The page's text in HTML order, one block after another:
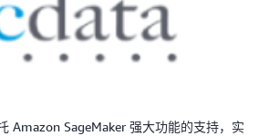
Amazon SageMaker 强大功能的支持，实